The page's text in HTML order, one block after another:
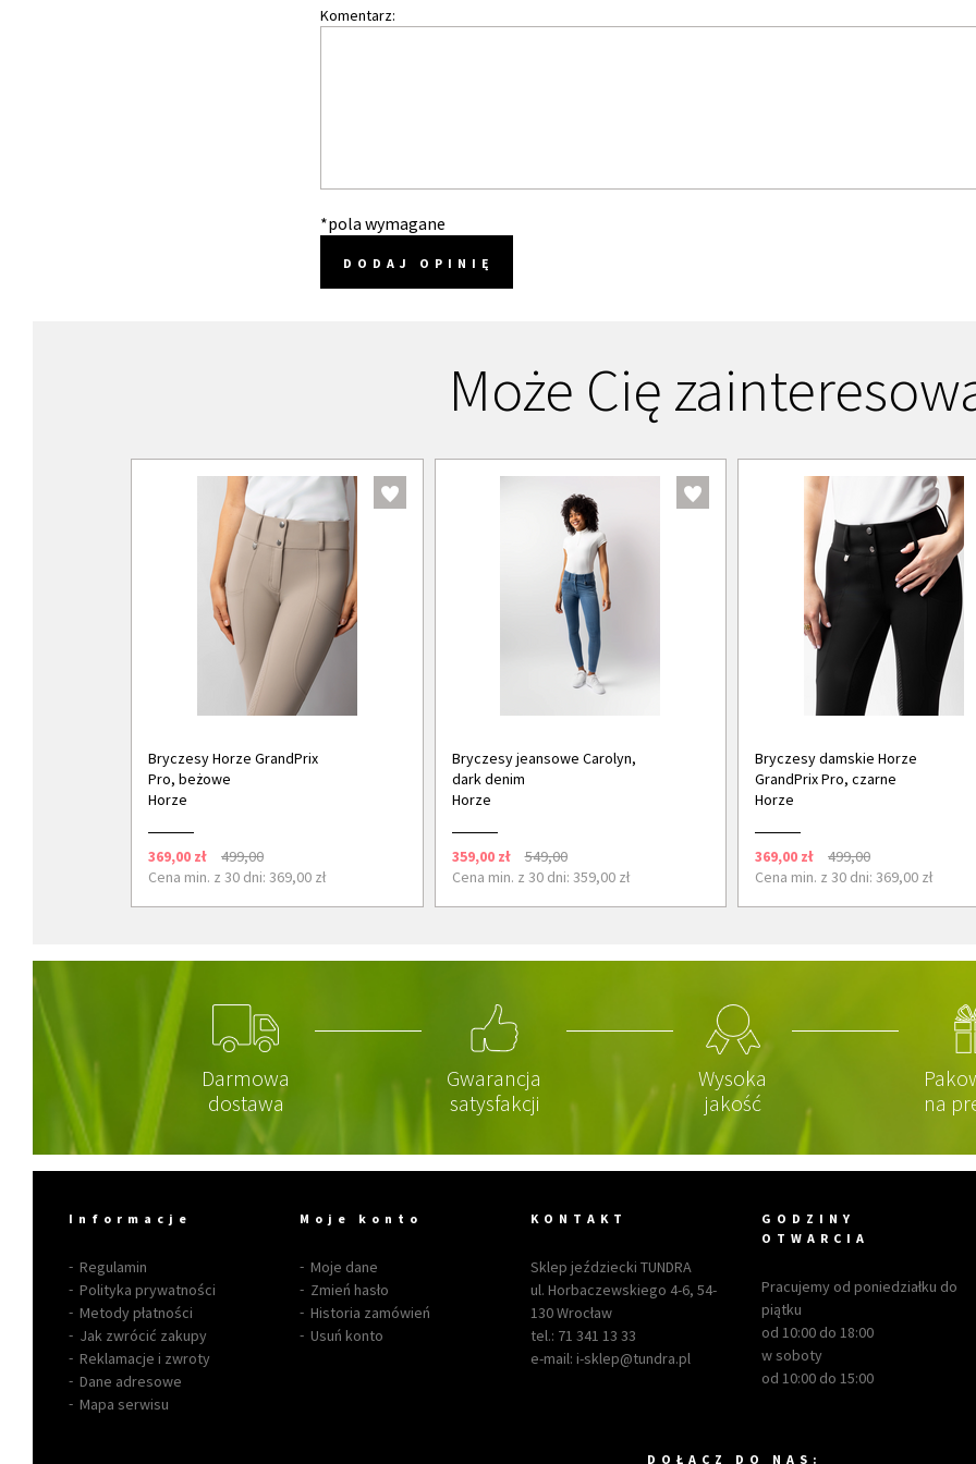
Komentarz:
*pola wymagane
DODAJ OPINIĘ
Może Cię
Bryczesy Horze GrandPrix
Pro, beżowe
Horze
369,00 zł
499,00
Cena min. z 30 dni: 369,00 zł
Bryczesy jeansowe Carolyn,
dark denim
Horze
359,00 zł
549,00
Cena min. z 30 dni: 359,00 zł
Bryczesy damskie Horze
GrandPrix Pro, czarne
Horze
369,00 zł
499,00
Cena min. z 30 dni: 369,00 zł
Darmowa
dostawa
Gwarancja
satysfakcji
Wysoka
jakość
na
Informacje
Regulamin
Polityka prywatności
Metody płatności
Jak zwrócić zakupy
Reklamacje i zwroty
Dane adresowe
Mapa serwisu
Moje konto
Moje dane
Zmień hasło
Historia zamówień
Usuń konto
KONTAKT
Sklep jeździecki TUNDRA
ul. Horbaczewskiego 4-6, 54-
130 Wrocław
tel.: 71 341 13 33
e-mail: i-sklep@tundra.pl
GODZINY
OTWARCIA
Pracujemy od poniedziałku do
piątku
od 10:00 do 18:00
w soboty
od 10:00 do 15:00
DOŁACZ DO NAS: